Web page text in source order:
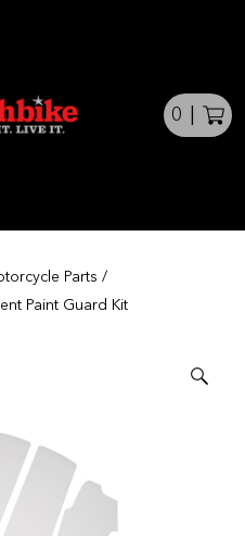
0
Parts /
Paint Guard Kit